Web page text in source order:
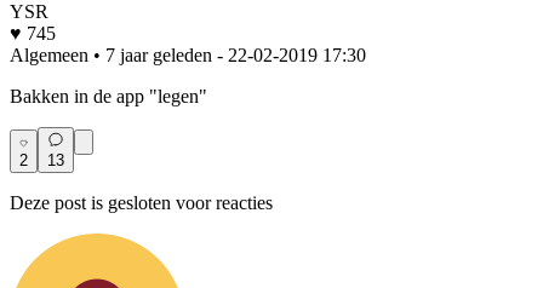
YSR
♥ 745
Algemeen • 7 jaar geleden - 22-02-2019 17:30
Bakken in de app "legen"
2 13
Deze post is gesloten voor reacties